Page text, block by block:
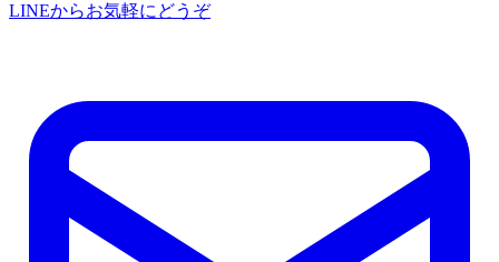
LINEからお気軽にどうぞ